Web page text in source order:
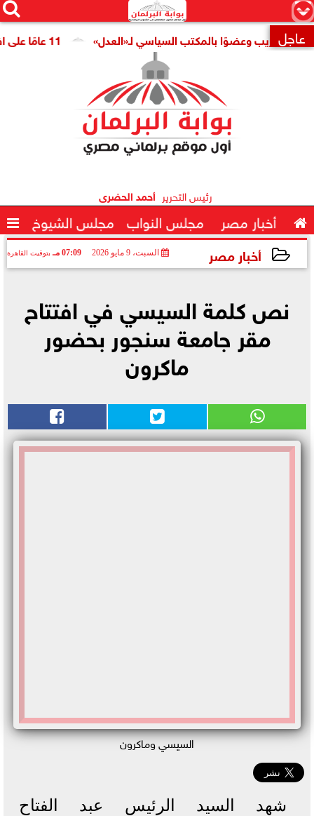
×


 عاجل 11 عامًا على افتتاح قناة السويس الجديدة.. النائبة مروة قنصوة: رؤية الدولة حولت الممر الملاحي إلى مركز اقتصادي عالمي وعضوًا بالمكتب السياسي لـ«العدل»
رئيس التحرير أحمد الحضرى
 أخبار مصر مجلس النواب مجلس الشيوخ 
أخبار مصر السبت، 9 مايو 2026 07:09 مـ بتوقيت القاهرة
نص كلمة السيسي في افتتاح
مقر جامعة سنجور بحضور
ماكرون
السيسي وماكرون
شهد السيد الرئيس عبد الفتاح